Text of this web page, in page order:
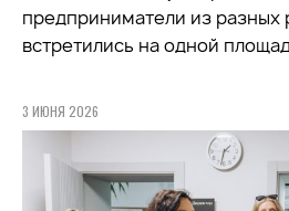
предприниматели из разных
встретились на одной
3 ИЮНЯ 2026